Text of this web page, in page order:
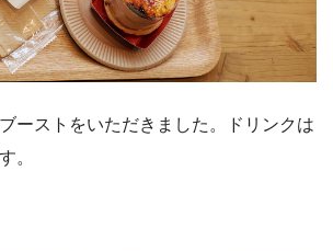
ーストをいただきました。ドリンクは
。